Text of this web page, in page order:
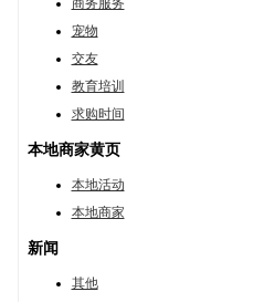
商务服务
宠物
交友
教育培训
求购时间
本地商家黄页
本地活动
本地商家
新闻
其他